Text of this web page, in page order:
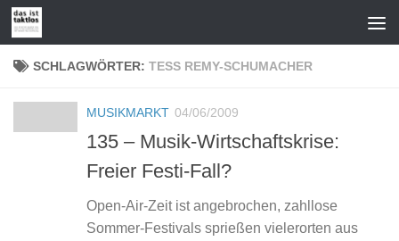
Zum Inhalt springen
SCHLAGWÖRTER: TESS REMY-SCHUMACHER
MUSIKMARKT 04/06/2009
135 – Musik-Wirtschaftskrise:
Freier Festi-Fall?
Open-Air-Zeit ist angebrochen, zahllose
Sommer-Festivals sprießen vielerorten aus